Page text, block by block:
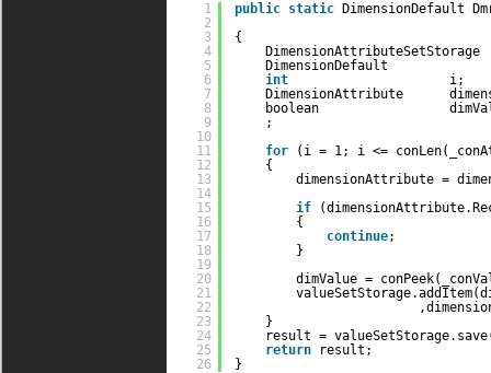
1
2
3
4
5
6
7
8
9
10
11
12
13
14
15
16
17
18
19
20
21
22
23
24
25
26
public static
DimensionDefault
{
DimensionAttributeSetStorage
DimensionDefault
int
i;
DimensionAttribute
boolean
;
for
(i = 1; i <=
{
dimensionAttribute =
if
{
continue;
}
dimValue =
}
result =
return
result;
}